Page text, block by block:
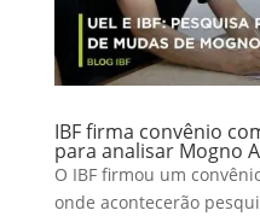
IBF firma convênio
para analisar Mogno
O IBF firmou um
onde acontecerão